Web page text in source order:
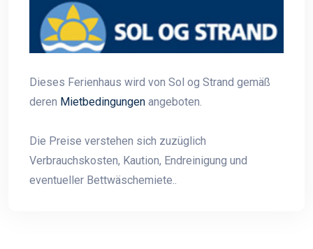
Dieses Ferienhaus wird von Sol og Strand gemäß
deren Mietbedingungen angeboten.
Die Preise verstehen sich zuzüglich
Verbrauchskosten, Kaution, Endreinigung und
eventueller Bettwäschemiete..